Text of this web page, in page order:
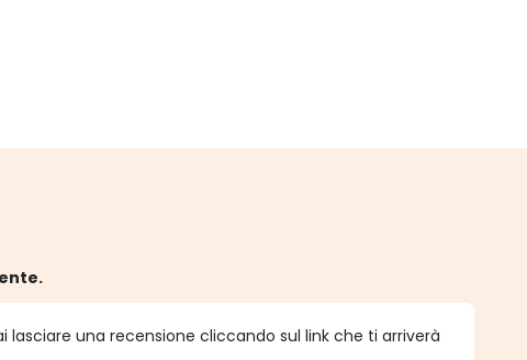
lasciare una recensione cliccando sul link che ti arriverà